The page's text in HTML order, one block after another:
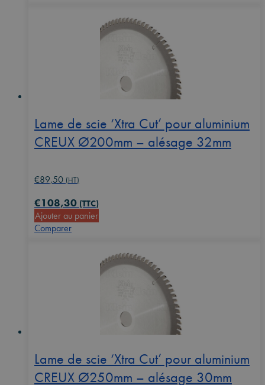
Lame de scie ‘Xtra Cut’ pour aluminium
CREUX Ø200mm – alésage 32mm
€89,50 (HT)
€108,30 (TTC)
Ajouter au panier
Comparer
Lame de scie ‘Xtra Cut’ pour aluminium
CREUX Ø250mm – alésage 30mm